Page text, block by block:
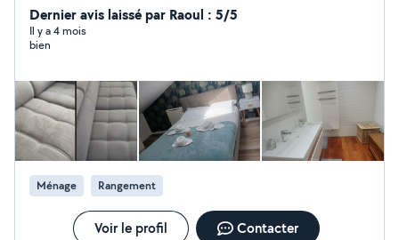
Dernier avis laissé par Raoul : 5/5
Il y a 4 mois
bien
Ménage Rangement
Voir le profil Contacter